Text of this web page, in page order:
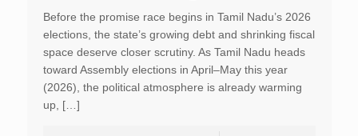
Before the promise race begins in Tamil Nadu’s 2026
elections, the state’s growing debt and shrinking fiscal
space deserve closer scrutiny. As Tamil Nadu heads
toward Assembly elections in April–May this year
(2026), the political atmosphere is already warming
up, […]